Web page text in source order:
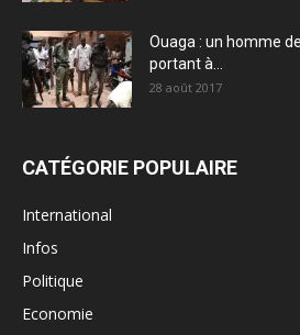
Ouaga : un homme
portant à...
28 août 2017
CATÉGORIE POPULAIRE
International
Infos
Politique
Economie